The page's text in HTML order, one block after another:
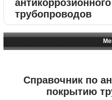
трубопроводов
Справочник по
покрытию